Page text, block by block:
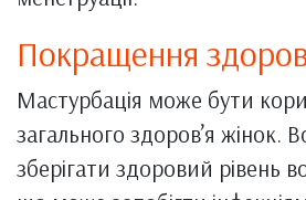
Покращення
Мастурбація може бути
загального здоров’я жінок.
зберігати здоровий рівень